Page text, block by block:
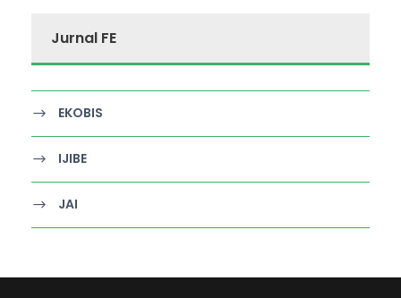
Jurnal FE
EKOBIS
IJIBE
JAI